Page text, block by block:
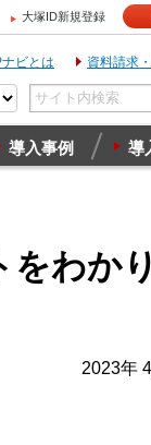
大塚ID新規登録
ナビとは 資料請求
導入事例 導
をわか
2023年